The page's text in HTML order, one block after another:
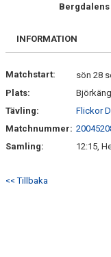
BILDGALLERI
KONTAKT
Bergdalens
INFORMATION
Matchstart:
sön 28
Plats:
Tävling:
Flickor
Matchnummer:
Samling:
12:15,
<< Tillbaka